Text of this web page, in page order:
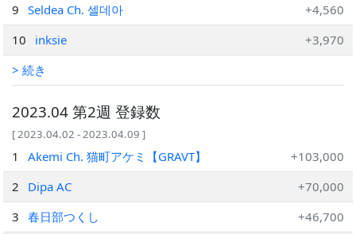
9
Seldea Ch. 셀데아
+4,560
10
inksie
+3,970
> 続き
2023.04 第2週 登録数
[ 2023.04.02 - 2023.04.09 ]
1 Akemi Ch. 猫町アケミ【GRAVT】
+103,000
2
Dipa AC
+70,000
3
春日部つくし
+46,700